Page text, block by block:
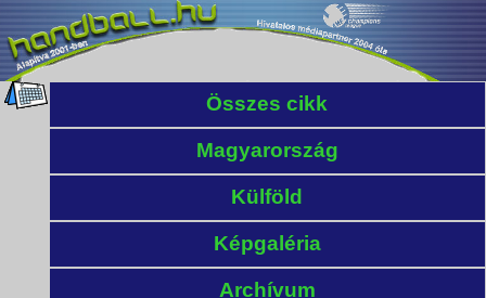
Összes cikk
Magyarország
Külföld
Képgaléria
Archívum